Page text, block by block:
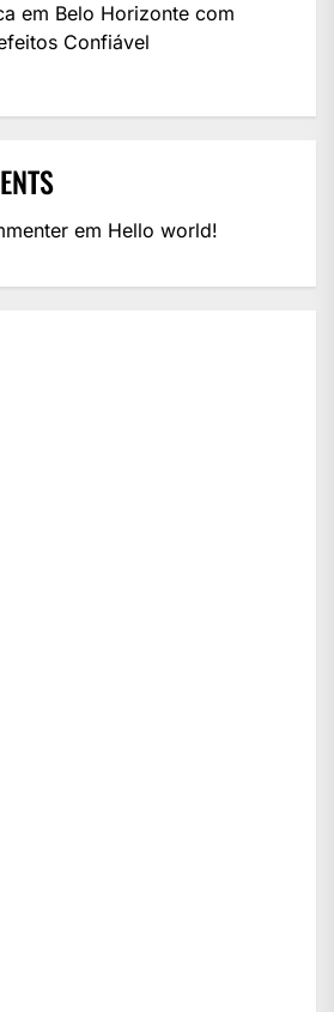
em Belo Horizonte com
Confiável
em Hello world!